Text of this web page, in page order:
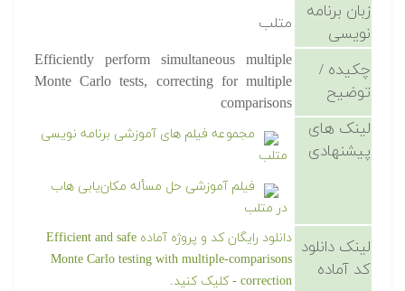
زبان برنامه
نویسی
متلب
چکیده /
توضیح
Efficiently perform simultaneous multiple
Monte Carlo tests, correcting for multiple
comparisons
لینک های
پیشنهادی
مجموعه فیلم های آموزشی برنامه نویسی
متلب
فیلم آموزشی حل مسأله مکان‌یابی هاب
در متلب
لینک دانلود
کد آماده
دانلود رایگان کد و پروژه آماده Efficient and safe
Monte Carlo testing with multiple-comparisons
correction - کلیک کنید.